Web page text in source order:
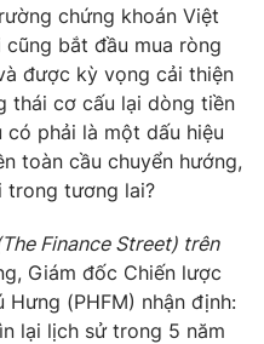
video
Thể thao
động sản
chứng khoán Việt
bắt đầu mua ròng
được kỳ vọng cải thiện
thái cơ cấu lại dòng tiền
phải là một dấu hiệu
toàn cầu chuyển hướng,
trong tương lai?
Finance Street) trên
Giám đốc Chiến lược
Hưng (PHFM) nhận định:
lại lịch sử trong 5 năm